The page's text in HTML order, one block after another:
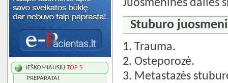
IEŠKOMIAUSIŲ TOP 5
PREPARATAI
Juosmeninės dalies
Stuburo
1. Trauma.
2. Osteporozė.
3. Metastazės